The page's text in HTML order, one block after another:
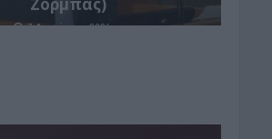
7 Αυγούστου 2026